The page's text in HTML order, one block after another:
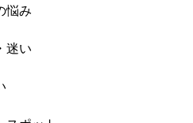
悩み
迷い